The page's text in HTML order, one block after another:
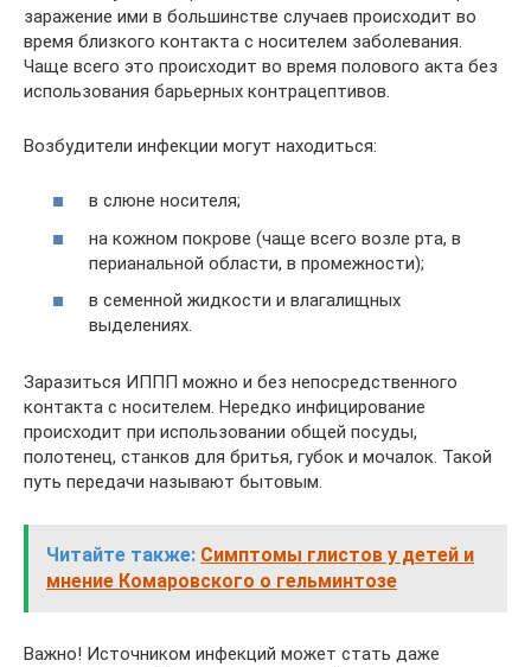
заражение ими в большинстве случаев происходит во
время близкого контакта с носителем заболевания.
Чаще всего это происходит во время полового акта без
использования барьерных контрацептивов.
Возбудители инфекции могут находиться:
в слюне носителя;
на кожном покрове (чаще всего возле рта, в
перианальной области, в промежности);
в семенной жидкости и влагалищных
выделениях.
Заразиться ИППП можно и без непосредственного
контакта с носителем. Нередко инфицирование
происходит при использовании общей посуды,
полотенец, станков для бритья, губок и мочалок. Такой
путь передачи называют бытовым.
Читайте также: Симптомы глистов у детей и
мнение Комаровского о гельминтозе
Важно! Источником инфекций может стать даже